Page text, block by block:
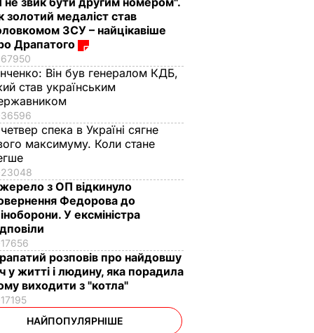
золотий медаліст став
ЗСУ – найцікавіше
Драпатого
67950
Він був генералом КДБ,
став українським
36596
спека в Україні сягне
максимуму. Коли стане
23048
з ОП відкинуло
Федорова до
У ексміністра
17656
розповів про найдовшу
у житті і людину, яка порадила
виходити з "котла"
17195
НАЙПОПУЛЯРНІШЕ